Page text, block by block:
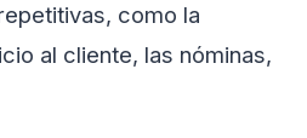
como la
al cliente, las nóminas,